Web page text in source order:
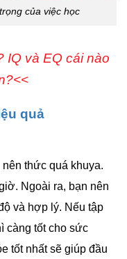
của việc học
IQ và EQ cái nào
quả
thức quá khuya.
Ngoài ra, bạn nên
và hợp lý. Nếu tập
càng tốt cho sức
tốt nhất sẽ giúp đầu